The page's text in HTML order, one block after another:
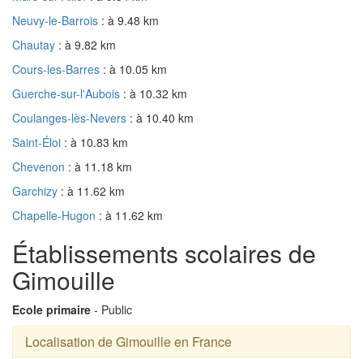
Neuvy-le-Barrois : à 9.48 km
Chautay : à 9.82 km
Cours-les-Barres : à 10.05 km
Guerche-sur-l'Aubois : à 10.32 km
Coulanges-lès-Nevers : à 10.40 km
Saint-Éloi : à 10.83 km
Chevenon : à 11.18 km
Garchizy : à 11.62 km
Chapelle-Hugon : à 11.62 km
Établissements scolaires de
Gimouille
Ecole primaire - Public
Localisation de Gimouille en France